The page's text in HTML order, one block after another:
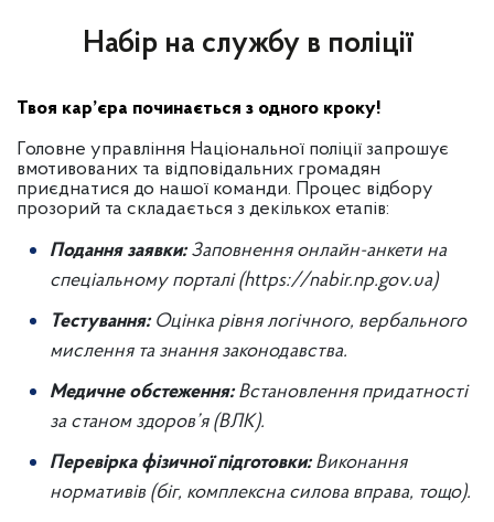
Набір на службу в поліції
Твоя кар’єра починається з одного кроку!
Головне управління Національної поліції запрошує
вмотивованих та відповідальних громадян
приєднатися до нашої команди. Процес відбору
прозорий та складається з декількох етапів:
Подання заявки:Заповнення онлайн-анкети на
спеціальному порталі (https://nabir.np.gov.ua)
Тестування: Оцінка рівня логічного, вербального
мислення та знання законодавства.
Медичне обстеження:Встановлення придатності
за станом здоров’я (ВЛК).
Перевірка фізичної підготовки:Виконання
нормативів (біг, комплексна силова вправа, тощо).